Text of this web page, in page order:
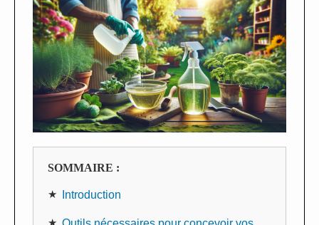
SOMMAIRE :
Introduction